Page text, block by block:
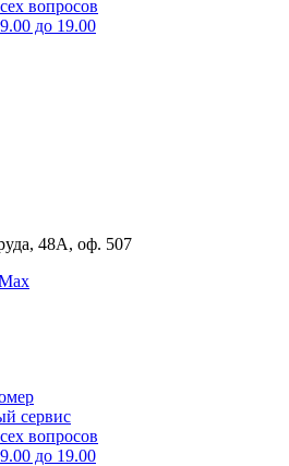
вопросов
до 19.00
48А, оф. 507
сервис
вопросов
до 19.00